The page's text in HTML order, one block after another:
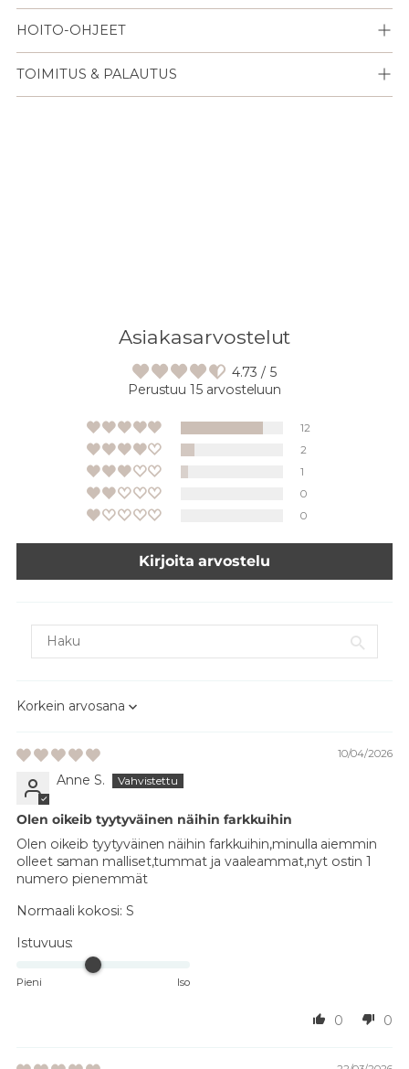
HOITO-OHJEET
TOIMITUS & PALAUTUS
Asiakasarvostelut
4.73 / 5
Perustuu 15 arvosteluun
12
2
1
0
0
Kirjoita arvostelu
Sort by
10/04/2026
Anne S.
Olen oikeib tyytyväinen näihin farkkuihin
Olen oikeib tyytyväinen näihin farkkuihin,minulla aiemmin
olleet saman malliset,tummat ja vaaleammat,nyt ostin 1
numero pienemmät
Normaali kokosi: S
Istuvuus:
Pieni Iso
0 0